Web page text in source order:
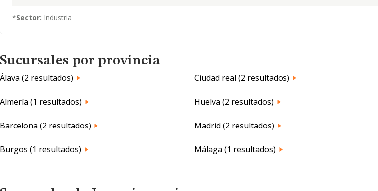
*Sector: Industria
Sucursales por provincia
Álava (2 resultados)
Almería (1 resultados)
Barcelona (2 resultados)
Burgos (1 resultados)
Ciudad real (2 resultados)
Huelva (2 resultados)
Madrid (2 resultados)
Málaga (1 resultados)